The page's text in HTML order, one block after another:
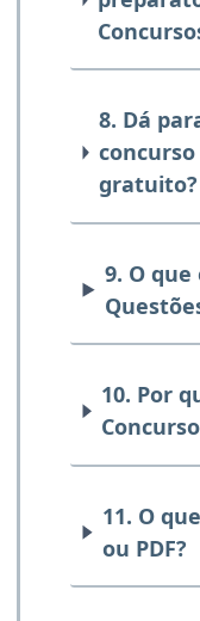
8. Dá
gratuito?
9. O que
10. Por
11. O
ou PDF?